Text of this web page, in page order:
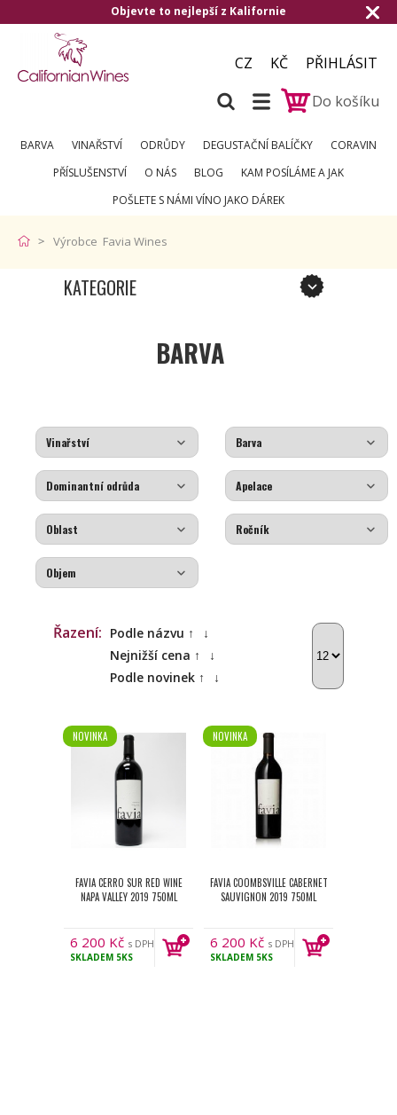
Objevte to nejlepší z Kalifornie
CZ KČ
PŘIHLÁSIT
Do košíku
BARVA VINAŘSTVÍ ODRŮDY DEGUSTAČNÍ BALÍČKY
CORAVIN
PŘÍSLUŠENSTVÍ
O NÁS BLOG
KAM POSÍLÁME A JAK
POŠLETE S NÁMI VÍNO JAKO DÁREK
Výrobce Favia Wines
KATEGORIE
BARVA
Řazení: Podle názvu ↑
↓
Nejnižší cena ↑
↓
Podle novinek ↑
↓
NOVINKA
FAVIA CERRO SUR RED WINE
NAPA VALLEY 2019 750ML
6 200 Kč s DPH
SKLADEM 5KS
NOVINKA
FAVIA COOMBSVILLE CABERNET
SAUVIGNON 2019 750ML
6 200 Kč s DPH
SKLADEM 5KS